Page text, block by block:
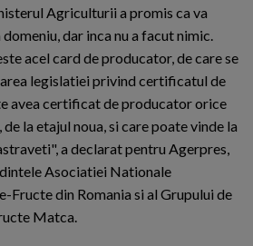
Agriculturii a promis ca va
dar inca nu a facut nimic.
acel card de producator, de care se
legislatiei privind certificatul de
avea certificat de producator orice
la etajul noua, si care poate vinde la
a declarat pentru Agerpres,
Asociatiei Nationale
Fructe din Romania si al Grupului de
Matca.